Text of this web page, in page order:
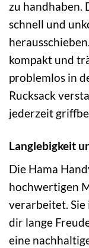
zu handhaben.
schnell und
kompakt und
problemlos in
Rucksack
jederzeit
Langlebigkeit
Die Hama
hochwertigen
verarbeitet.
dir lange
eine